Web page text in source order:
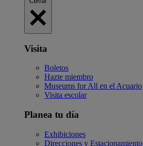
Visita
Boletos
Hazte miembro
Museums for All en el Acuario
Visita escolar
Planea tu día
Exhibiciones
Direcciones y Estacionamiento